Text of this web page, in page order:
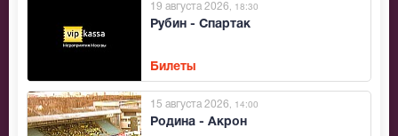
Рубин - Спартак
19 августа 2026 , 18:30
Билеты
Родина - Акрон
15 августа 2026 , 14:00